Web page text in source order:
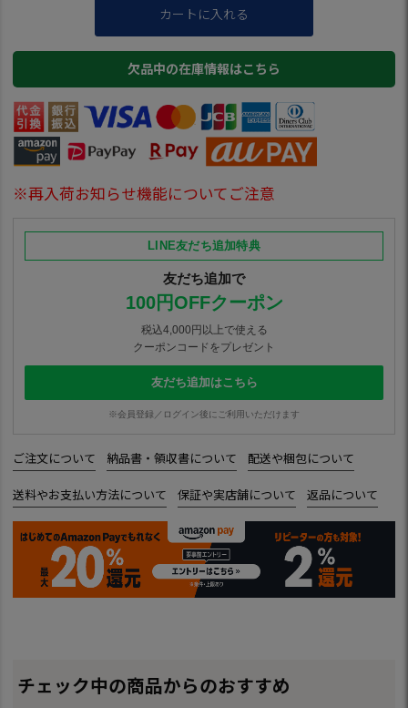
カートに入れる
欠品中の在庫情報はこちら
※再入荷お知らせ機能についてご注意
LINE友だち追加特典
友だち追加で
100円OFFクーポン
税込4,000円以上で使える
クーポンコードをプレゼント
友だち追加はこちら
※会員登録／ログイン後にご利用いただけます
ご注文について 納品書・領収書について 配送や梱包について
送料やお支払い方法について 保証や実店舗について 返品について
チェック中の商品からのおすすめ